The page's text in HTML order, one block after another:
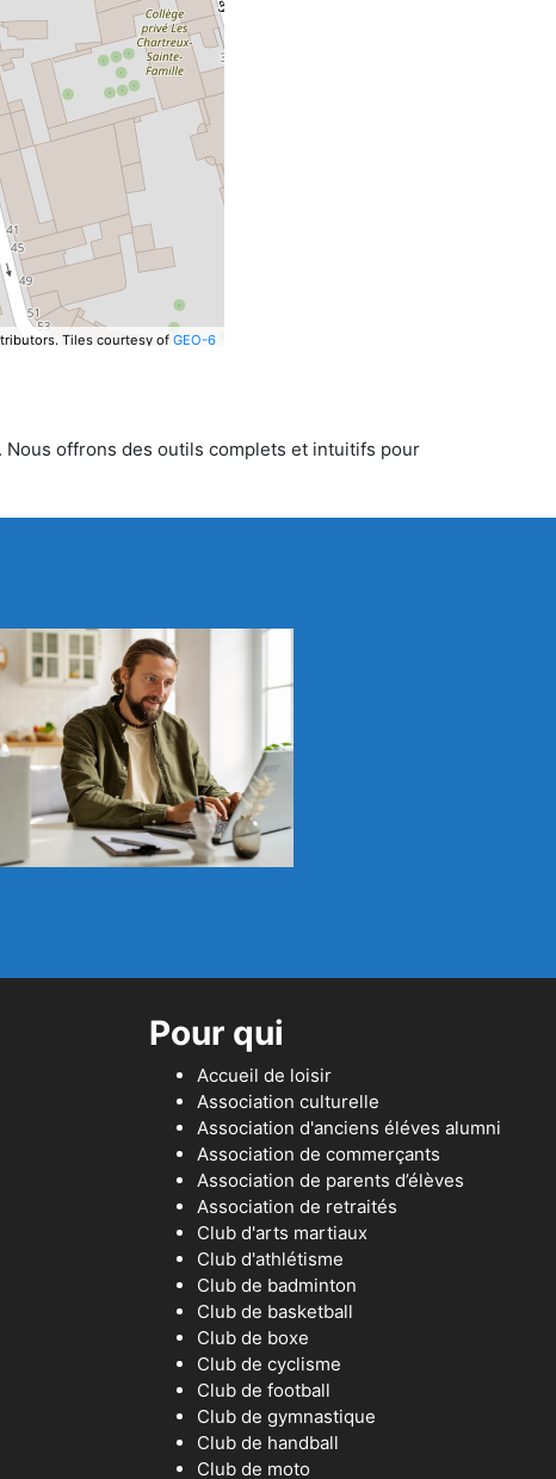
Tiles courtesy of GEO-6
offrons des outils complets et intuitifs pour
Pour qui
Accueil de loisir
Association culturelle
Association d'anciens éléves alumni
Association de commerçants
Association de parents d’élèves
Association de retraités
Club d'arts martiaux
Club d'athlétisme
Club de badminton
Club de basketball
Club de boxe
Club de cyclisme
Club de football
Club de gymnastique
Club de handball
Club de moto